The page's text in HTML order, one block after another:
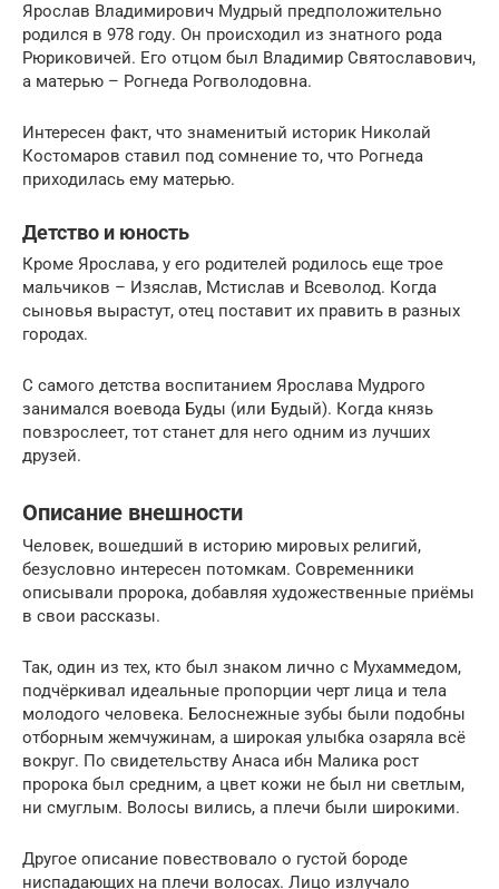
Ярослав Владимирович Мудрый предположительно
родился в 978 году. Он происходил из знатного рода
Рюриковичей. Его отцом был Владимир Святославович,
а матерью – Рогнеда Рогволодовна.
Интересен факт, что знаменитый историк Николай
Костомаров ставил под сомнение то, что Рогнеда
приходилась ему матерью.
Детство и юность
Кроме Ярослава, у его родителей родилось еще трое
мальчиков – Изяслав, Мстислав и Всеволод. Когда
сыновья вырастут, отец поставит их править в разных
городах.
С самого детства воспитанием Ярослава Мудрого
занимался воевода Буды (или Будый). Когда князь
повзрослеет, тот станет для него одним из лучших
друзей.
Описание внешности
Человек, вошедший в историю мировых религий,
безусловно интересен потомкам. Современники
описывали пророка, добавляя художественные приёмы
в свои рассказы.
Так, один из тех, кто был знаком лично с Мухаммедом,
подчёркивал идеальные пропорции черт лица и тела
молодого человека. Белоснежные зубы были подобны
отборным жемчужинам, а широкая улыбка озаряла всё
вокруг. По свидетельству Анаса ибн Малика рост
пророка был средним, а цвет кожи не был ни светлым,
ни смуглым. Волосы вились, а плечи были широкими.
Другое описание повествовало о густой бороде
ниспадающих на плечи волосах. Лицо излучало